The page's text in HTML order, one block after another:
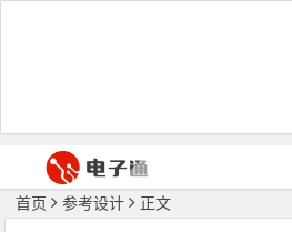
首页 参考设计 正文